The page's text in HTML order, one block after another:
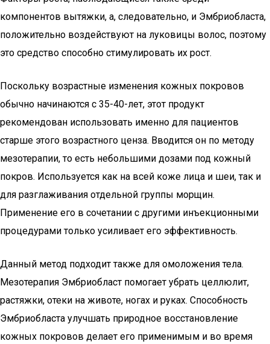
компонентов вытяжки, а, следовательно, и Эмбриобласта,
положительно воздействуют на луковицы волос, поэтому
это средство способно стимулировать их рост.
Поскольку возрастные изменения кожных покровов
обычно начинаются с 35-40-лет, этот продукт
рекомендован использовать именно для пациентов
старше этого возрастного ценза. Вводится он по методу
мезотерапии, то есть небольшими дозами под кожный
покров. Используется как на всей коже лица и шеи, так и
для разглаживания отдельной группы морщин.
Применение его в сочетании с другими инъекционными
процедурами только усиливает его эффективность.
Данный метод подходит также для омоложения тела.
Мезотерапия Эмбриобласт помогает убрать целлюлит,
растяжки, отеки на животе, ногах и руках. Способность
Эмбриобласта улучшать природное восстановление
кожных покровов делает его применимым и во время